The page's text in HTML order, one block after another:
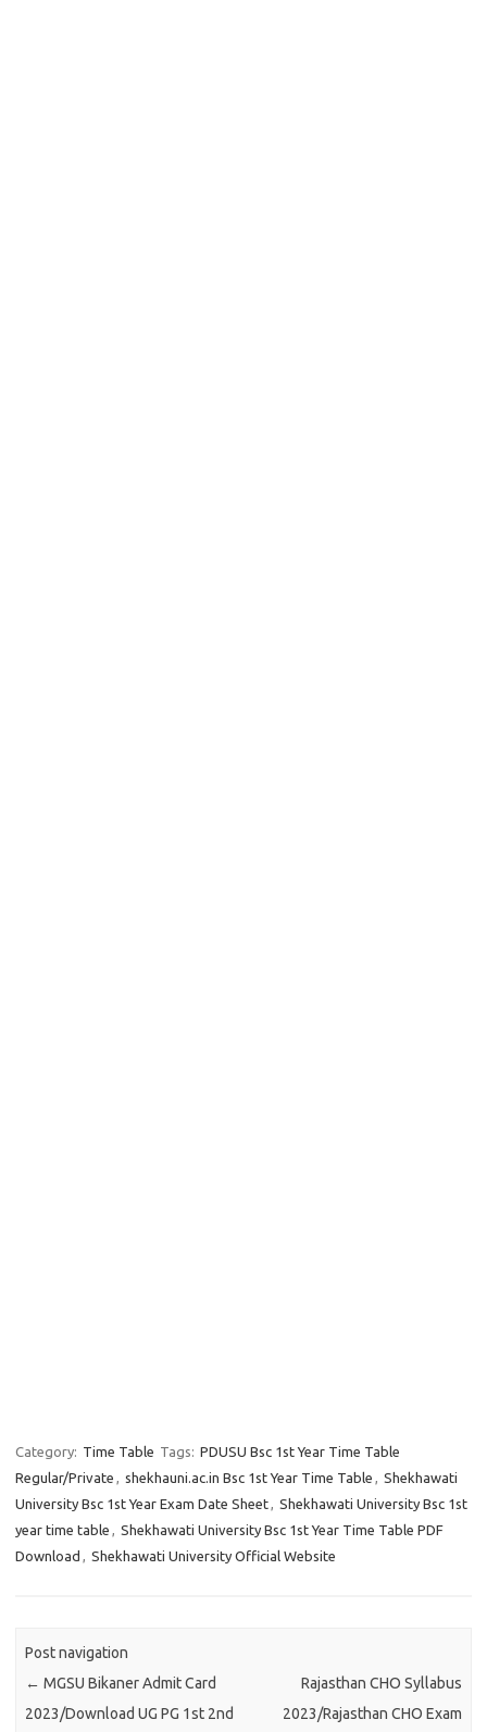
Category: Time Table Tags: PDUSU Bsc 1st Year Time Table
Regular/Private , shekhauni.ac.in Bsc 1st Year Time Table , Shekhawati
University Bsc 1st Year Exam Date Sheet, Shekhawati University Bsc 1st
year time table , Shekhawati University Bsc 1st Year Time Table PDF
Download , Shekhawati University Official Website
Post navigation
← MGSU Bikaner Admit Card
2023/Download UG PG 1st 2nd
Rajasthan CHO Syllabus
2023/Rajasthan CHO Exam